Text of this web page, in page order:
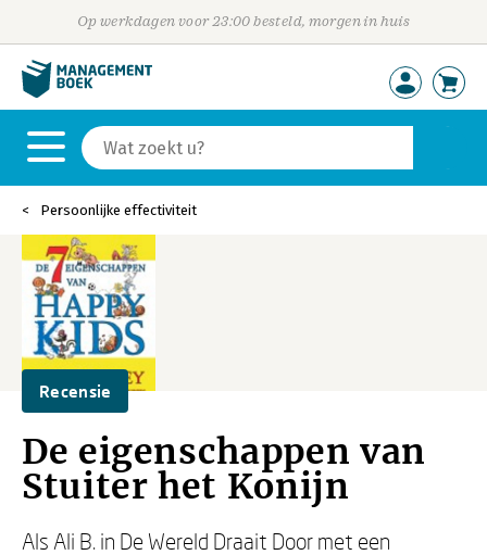
Op werkdagen voor 23:00 besteld, morgen in huis
Persoonlijke effectiviteit
Recensie
De eigenschappen van
Stuiter het Konijn
Als Ali B. in De Wereld Draait Door met een